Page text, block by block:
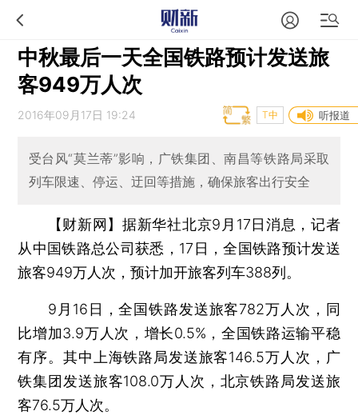
中秋最后一天全国铁路预计发送旅
客949万人次
2016年09月17日 19:24 听报道
T中
受台风“莫兰蒂”影响，广铁集团、南昌等铁路局采取
列车限速、停运、迂回等措施，确保旅客出行安全
【财新网】据新华社北京9月17日消息，记者
从中国铁路总公司获悉，17日，全国铁路预计发送
旅客949万人次，预计加开旅客列车388列。
9月16日，全国铁路发送旅客782万人次，同
比增加3.9万人次，增长0.5%，全国铁路运输平稳
有序。其中上海铁路局发送旅客146.5万人次，广
铁集团发送旅客108.0万人次，北京铁路局发送旅
客76.5万人次。